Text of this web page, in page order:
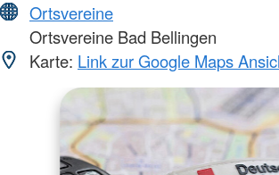
Ortsvereine
Ortsvereine Bad Bellingen
Karte: Link zur Google Maps